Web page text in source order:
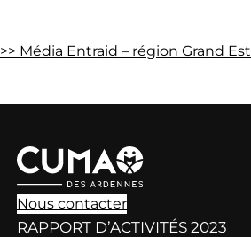
>> Média Entraid – région Grand Est
Nous contacter
RAPPORT D’ACTIVITÉS 2023